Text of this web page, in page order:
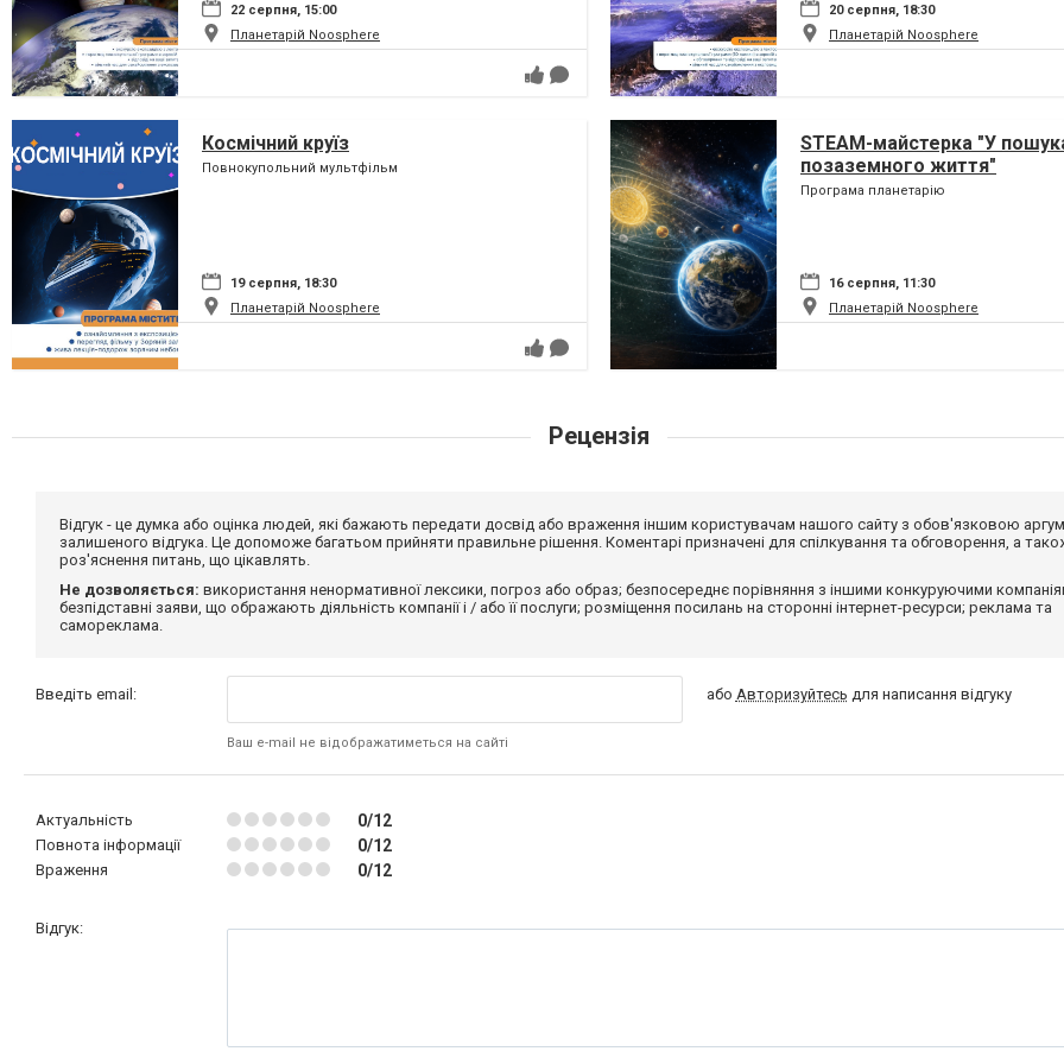
22 серпня, 15:00
Планетарій Noosphere
20 серпня, 18:30
Планетарій Noosphere
Космічний круїз
Повнокупольний мультфільм
19 серпня, 18:30
Планетарій Noosphere
STEAM-майстерка "У
позаземного життя"
Програма планетарію
16 серпня, 11:30
Планетарій Noosphere
Рецензія
Відгук - це думка або оцінка людей, які бажають передати досвід або враження іншим користувачам нашого сайту з обов'язковою
залишеного відгука. Це допоможе багатьом прийняти правильне рішення. Коментарі призначені для спілкування та обговорення, а
роз'яснення питань, що цікавлять.
Не дозволяється: використання ненормативної лексики, погроз або образ; безпосереднє порівняння з іншими конкуруючими
безпідставні заяви, що ображають діяльність компанії і / або її послуги; розміщення посилань на сторонні інтернет-ресурси; реклама та
самореклама.
Введіть email:
Ваш e-mail не відображатиметься на сайті
або Авторизуйтесь для написання відгуку
Актуальність 0/12
Повнота інформації 0/12
Враження 0/12
Відгук: